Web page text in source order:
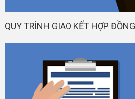
QUY TRÌNH GIAO KẾT HỢP ĐỒNG